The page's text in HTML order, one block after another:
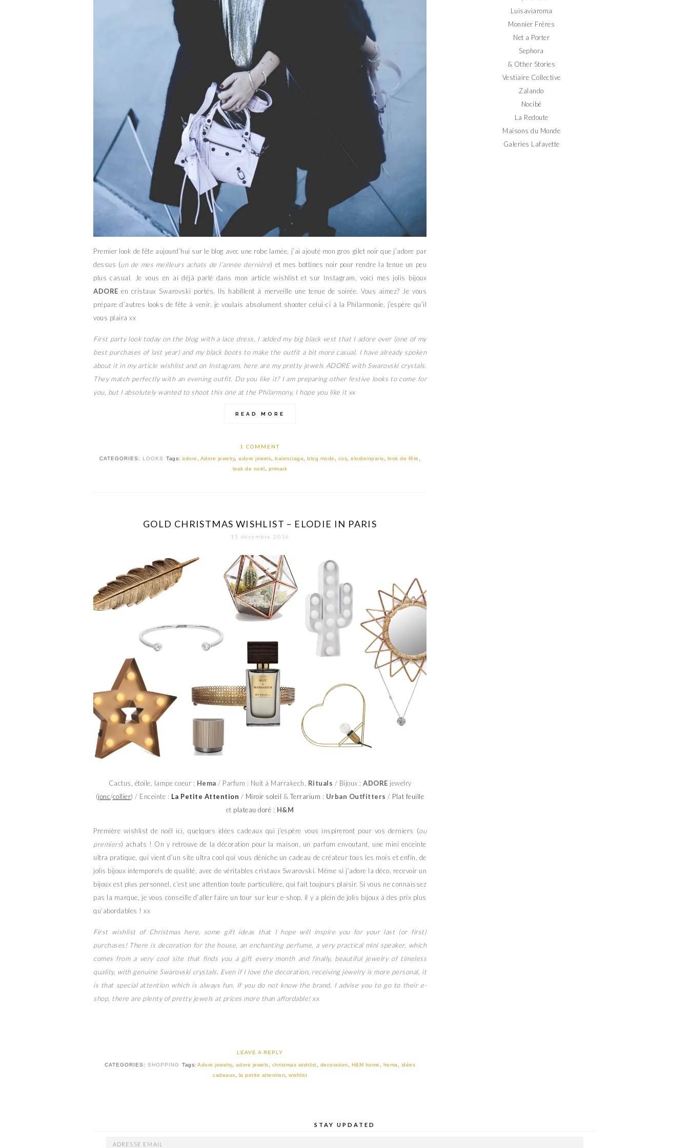
Premier look de fête aujourd’hui sur le blog avec une robe lamée, j’ai ajouté mon gros gilet noir que j’adore par
dessus (un de mes meilleurs achats de l’année dernière) et mes bottines noir pour rendre la tenue un peu
plus casual. Je vous en ai déjà parlé dans mon article wishlist et sur Instagram, voici mes jolis bijoux
ADORE en cristaux Swarovski portés. Ils habillent à merveille une tenue de soirée. Vous aimez? Je vous
prépare d’autres looks de fête à venir, je voulais absolument shooter celui-ci à la Philarmonie, j’espère qu’il
vous plaira xx
First party look today on the blog with a lace dress, I added my big black vest that I adore over (one of my
best purchases of last year) and my black boots to make the outfit a bit more casual. I have already spoken
about it in my article wishlist and on Instagram, here are my pretty jewels ADORE with Swarovski crystals.
They match perfectly with an evening outfit. Do you like it? I am preparing other festive looks to come for
you, but I absolutely wanted to shoot this one at the Philarmony, I hope you like it xx
READ MORE
1 COMMENT
CATEGORIES: LOOKS Tags: adore Adore jewelry, adore jewels balenciaga blog mode cos elodieinparis look de fête
look de noël
primark
GOLD CHRISTMAS WISHLIST – ELODIE IN PARIS
15 décembre 2016
Cactus, étoile, lampe coeur : Hema / Parfum : Nuit à Marrakech, Rituals / Bijoux : ADORE jewelry
(jonc/collier) / Enceinte : La Petite Attention / Miroir soleil & Terrarium : Urban Outfitters / Plat feuille
et plateau doré : H&M
Première wishlist de noël ici, quelques idées cadeaux qui j’espère vous inspireront pour vos derniers (ou
premiers) achats ! On y retrouve de la décoration pour la maison, un parfum envoutant, une mini enceinte
ultra pratique, qui vient d’un site ultra cool qui vous déniche un cadeau de créateur tous les mois et enfin, de
jolis bijoux intemporels de qualité, avec de véritables cristaux Swarovski. Même si j’adore la déco, recevoir un
bijoux est plus personnel, c’est une attention toute particulière, qui fait toujours plaisir. Si vous ne connaissez
pas la marque, je vous conseille d’aller faire un tour sur leur e-shop, il y a plein de jolis bijoux à des prix plus
qu’abordables ! xx
First wishlist of Christmas here, some gift ideas that I hope will inspire you for your last (or first)
purchases! There is decoration for the house, an enchanting perfume, a very practical mini speaker, which
comes from a very cool site that finds you a gift every month and finally, beautiful jewelry of timeless
quality, with genuine Swarovski crystals. Even if I love the decoration, receiving jewelry is more personal, it
is that special attention which is always fun. If you do not know the brand, I advise you to go to their e-
shop, there are plenty of pretty jewels at prices more than affordable! xx
LEAVE A REPLY
CATEGORIES: SHOPPING Tags: Adore jewelry, adore jewels christmas wishlist decoration H&M home hema
idées
cadeaux
la petite attention wishlist
Luisaviaroma
Monnier Frères
Net a Porter
Sephora
& Other Stories
Vestiaire Collective
Zalando
Nocibé
La Redoute
Maisons du Monde
Galeries Lafayette
STAY UPDATED
ADRESSE